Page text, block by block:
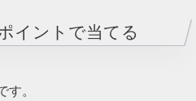
イントで当てる
す。